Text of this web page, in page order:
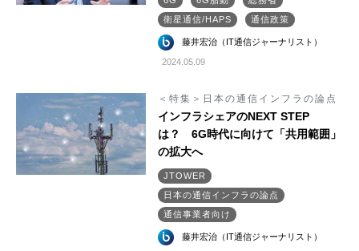
衛星通信/HAPS
通信政策
藤井宏治（IT通信ジャーナリスト）
2024.05.09
＜特集＞日本の通信インフラの論点
インフラシェアのNEXT STEP
は？ 6G時代に向けて「共用範囲」
の拡大へ
JTOWER
日本の通信インフラの論点
通信事業者向け
藤井宏治（IT通信ジャーナリスト）